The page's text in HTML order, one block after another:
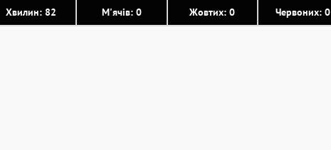
Хвилин: 82 М'ячів: 0 Жовтих: 0 Червоних: 0